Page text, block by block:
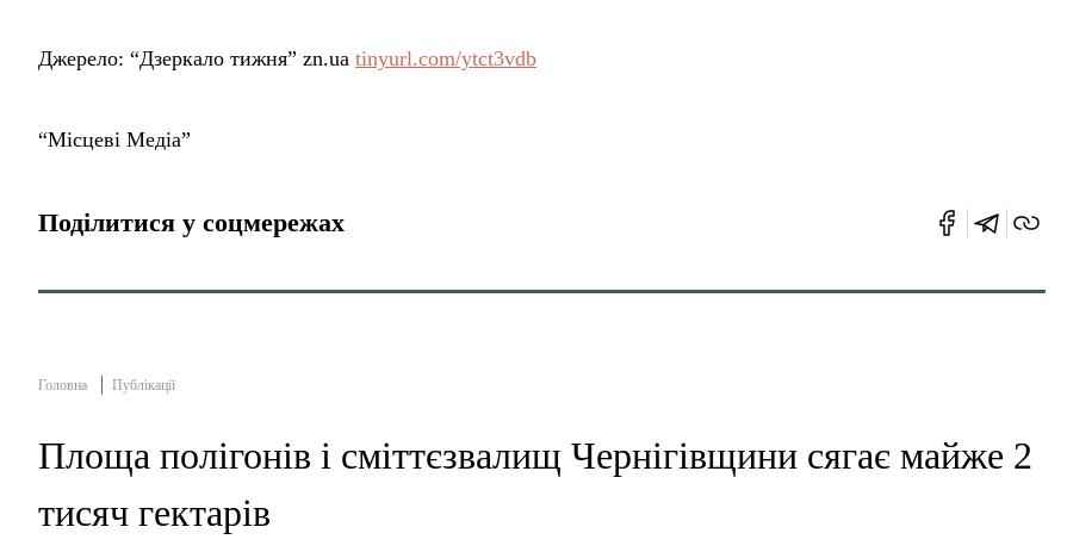
Джерело: “Дзеркало тижня” zn.ua tinyurl.com/ytct3vdb
“Місцеві Медіа”
Поділитися у соцмережах
Головна Публікації
Площа полігонів і сміттєзвалищ Чернігівщини сягає майже 2
тисяч гектарів